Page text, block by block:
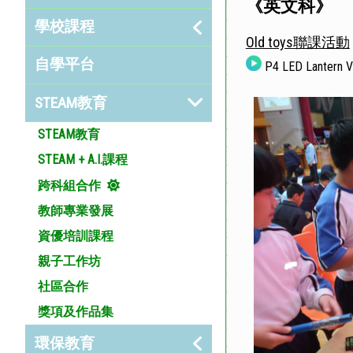
學校課程
自學平台
STEAM教育
STEAM教育
STEAM + A.I.課程
跨科組合作
教師專業發展
資優培訓課程
親子工作坊
社區合作
獎項及作品集
環保教育
《英文科》
Old toys聯課活動
P4 LED Lantern